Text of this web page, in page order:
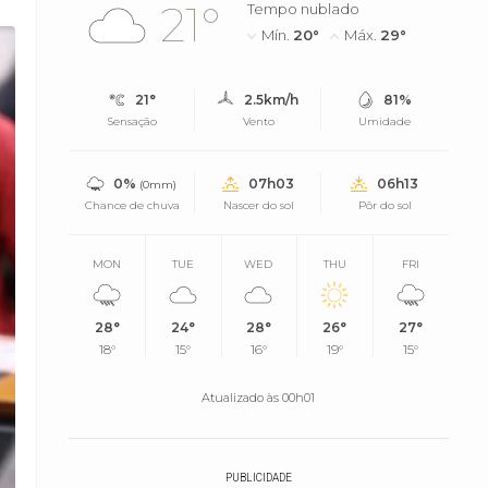
21°
Tempo nublado
Mín. 20° Máx. 29°
21°
Sensação
2.5km/h
Vento
81%
Umidade
0% (0mm)
Chance de chuva
07h03
Nascer do sol
06h13
Pôr do sol
MON
28°
18°
TUE
24°
15°
WED
28°
16°
THU
26°
19°
FRI
27°
15°
Atualizado às 00h01
PUBLICIDADE